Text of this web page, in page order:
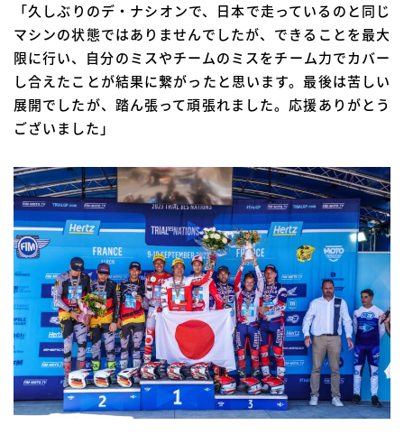
「久しぶりのデ・ナシオンで、日本で走っているのと同じ
マシンの状態ではありませんでしたが、できることを最大
限に行い、自分のミスやチームのミスをチーム力でカバー
し合えたことが結果に繋がったと思います。最後は苦しい
展開でしたが、踏ん張って頑張れました。応援ありがとう
ございました」